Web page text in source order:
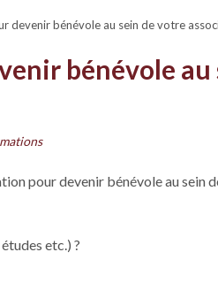
devenir bénévole au sein de votre
bénévole au
pour devenir bénévole au sein
etc.) ?